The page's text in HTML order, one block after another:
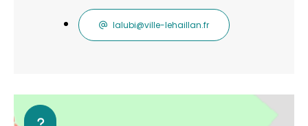
lalubi@ville-lehaillan.fr